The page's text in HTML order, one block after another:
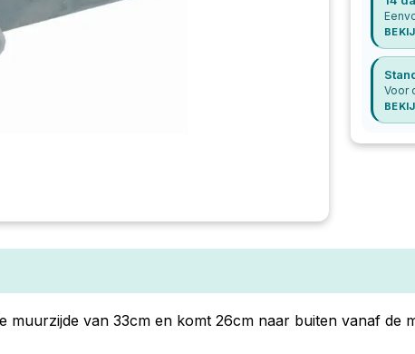
Voor
muurzijde van 33cm en komt 26cm naar buiten vanaf de